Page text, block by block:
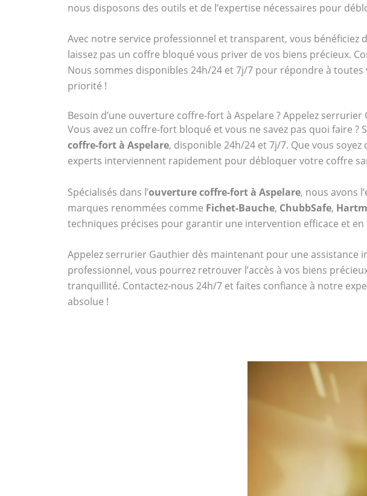
nous disposons des outils et de l’expertise nécessaires pour
Avec notre service professionnel et transparent, vous bénéficiez
laissez pas un coffre bloqué vous priver de vos biens précieux.
Nous sommes disponibles 24h/24 et 7j/7 pour répondre à toutes
priorité !
Besoin d’une ouverture coffre-fort à Aspelare ? Appelez serrurier
Vous avez un coffre-fort bloqué et vous ne savez pas quoi faire
coffre-fort à Aspelare, disponible 24h/24 et 7j/7. Que vous
experts interviennent rapidement pour débloquer votre coffre
Spécialisés dans l’ouverture coffre-fort à Aspelare, nous avons
marques renommées comme Fichet-Bauche, ChubbSafe,
techniques précises pour garantir une intervention efficace et
Appelez serrurier Gauthier dès maintenant pour une assistance
professionnel, vous pourrez retrouver l’accès à vos biens
tranquillité. Contactez-nous 24h/7 et faites confiance à notre
absolue !